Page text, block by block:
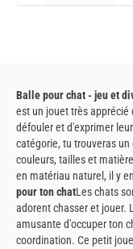
Balle pour chat - jeu et
est un jouet très apprécié
défouler et d'exprimer
catégorie, tu trouveras
couleurs, tailles et
en matériau naturel, il y
pour ton chatLes chats
adorent chasser et jouer.
amusante d'occuper ton
coordination. Ce petit